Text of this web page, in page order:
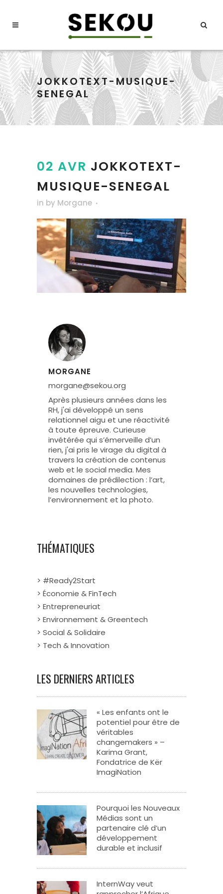
JOKKOTEXT-MUSIQUE-
SENEGAL
02 AVR JOKKOTEXT-
MUSIQUE-SENEGAL
in by Morgane
MORGANE
morgane@sekou.org
Après plusieurs années dans les
RH, j'ai développé un sens
relationnel aigu et une réactivité
à toute épreuve. Curieuse
invétérée qui s’émerveille d’un
rien, j'ai pris le virage du digital à
travers la création de contenus
web et le social media. Mes
domaines de prédilection : l’art,
les nouvelles technologies,
l’environnement et la photo.
THÉMATIQUES
> #Ready2Start
> Économie & FinTech
> Entrepreneuriat
> Environnement & Greentech
> Social & Solidaire
> Tech & Innovation
LES DERNIERS ARTICLES
« Les enfants ont le
potentiel pour être de
véritables
changemakers » –
Karima Grant,
Fondatrice de Kër
ImagiNation
Pourquoi les Nouveaux
Médias sont un
partenaire clé d’un
développement
durable et inclusif
InternWay veut